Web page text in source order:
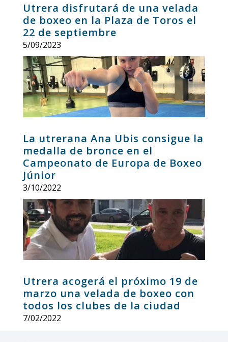
Utrera disfrutará de una velada
de boxeo en la Plaza de Toros el
22 de septiembre
5/09/2023
La utrerana Ana Ubis consigue la
medalla de bronce en el
Campeonato de Europa de Boxeo
Júnior
3/10/2022
Utrera acogerá el próximo 19 de
marzo una velada de boxeo con
todos los clubes de la ciudad
7/02/2022